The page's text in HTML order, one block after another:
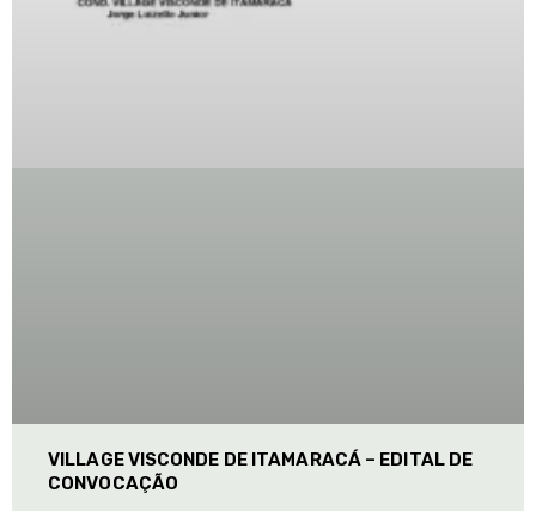
VILLAGE VISCONDE DE ITAMARACÁ – EDITAL DE
CONVOCAÇÃO